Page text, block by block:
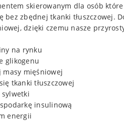
skierowanym dla osób
bez zbędnej tkanki tłuszczowej.
dzięki czemu nasze
na rynku
glikogenu
masy mięśniowej
tkanki tłuszczowej
insulinową
energii